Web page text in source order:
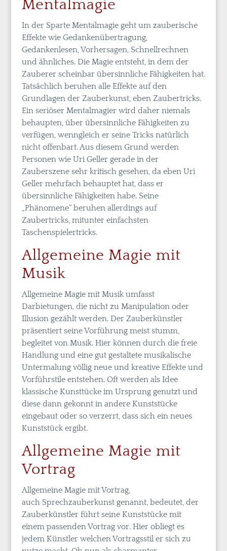
Mentalmagie
In der Sparte Mentalmagie geht um zauberische
Effekte wie Gedankenübertragung,
Gedankenlesen, Vorhersagen, Schnellrechnen
und ähnliches. Die Magie entsteht, in dem der
Zauberer scheinbar übersinnliche Fähigkeiten hat.
Tatsächlich beruhen alle Effekte auf den
Grundlagen der Zauberkunst, eben Zaubertricks.
Ein seriöser Mentalmagier wird daher niemals
behaupten, über übersinnliche Fähigkeiten zu
verfügen, wenngleich er seine Tricks natürlich
nicht offenbart. Aus diesem Grund werden
Personen wie Uri Geller gerade in der
Zauberszene sehr kritisch gesehen, da eben Uri
Geller mehrfach behauptet hat, dass er
übersinnliche Fähigkeiten habe. Seine
„Phänomene“ beruhen allerdings auf
Zaubertricks, mitunter einfachsten
Taschenspielertricks.
Allgemeine Magie mit
Musik
Allgemeine Magie mit Musik umfasst
Darbietungen, die nicht zu Manipulation oder
Illusion gezählt werden. Der Zauberkünstler
präsentiert seine Vorführung meist stumm,
begleitet von Musik. Hier können durch die freie
Handlung und eine gut gestaltete musikalische
Untermalung völlig neue und kreative Effekte und
Vorführstile entstehen. Oft werden als Idee
klassische Kunsttücke im Ursprung genutzt und
diese dann gekonnt in andere Kunststücke
eingebaut oder so verzerrt, dass sich ein neues
Kunststück ergibt.
Allgemeine Magie mit
Vortrag
Allgemeine Magie mit Vortrag,
auch Sprechzauberkunst genannt, bedeutet, der
Zauberkünstler führt seine Kunststücke mit
einem passenden Vortrag vor. Hier obliegt es
jedem Künstler welchen Vortragsstil er sich zu